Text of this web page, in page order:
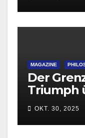
MAGAZINE
Der
Triumph
OKT. 30, 2025